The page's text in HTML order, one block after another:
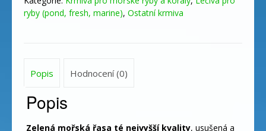
mořská
ryby (pond, fresh, marine), Ostatní krmiva
Popis Hodnocení (0)
Popis
Zelená mořská řasa té nejvyšší kvality, usušená a